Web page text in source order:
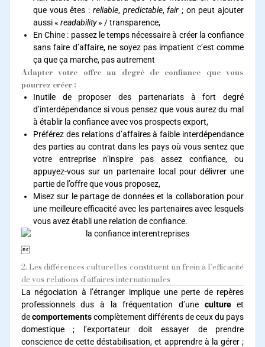
que vous êtes : reliable, predictable,fair ; on peut ajouter
aussi « readability» / transparence,
En Chine : passez le temps nécessaire à créer la confiance
sans faire d’affaire, ne soyez pas impatient c’est comme
ça que ça marche, pas autrement
Adapter votre offre au degré de confiance que vous
pourrez créer :
Inutile de proposer des partenariats à fort degré
d’interdépendance si vous pensez que vous aurez du mal
à établir la confiance avec vos prospects export,
Préférez des relations d’affaires à faible interdépendance
des parties au contrat dans les pays où vous sentez que
votre entreprise n’inspire pas assez confiance, ou
appuyez-vous sur un partenaire local pour délivrer une
partie de l’offre que vous proposez,
Misez sur le partage de données et la collaboration pour
une meilleure efficacité avec les partenaires avec lesquels
vous avez établi une relation de confiance.

2. Les différences culturelles constituent un frein à l’efficacité
de vos relations d’affaires internationales
La négociation à l’étranger implique une perte de repères
professionnels dus à la fréquentation d’une cultureet
decomportementscomplètement différents de ceux du pays
domestique ; l’exportateur doit essayer de prendre
conscience de cette déstabilisation, et apprendre à la gérer ;